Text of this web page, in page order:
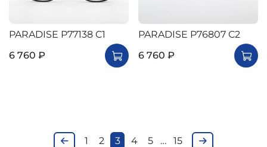
PARADISE P77138 C1
6 760 ₽
PARADISE P76807 C2
6 760 ₽
1 2 3 4 5 … 15